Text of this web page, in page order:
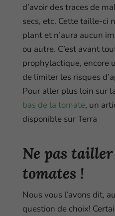
d’avoir des traces de
secs, etc. Cette taille-ci
plant et n’aura aucun
ou autre. C’est avant
prophylactique, encore
de limiter les risques
Pour aller plus loin sur
bas de la tomate, un
disponible sur Terra
Ne pas
tomates !
Nous vous l’avons dit,
question de choix!